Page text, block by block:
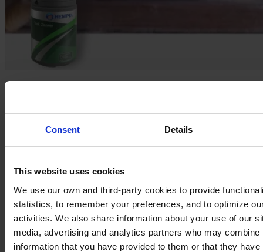
Consent Details
This website uses cookies
We use our own and third-party cookies to provide
statistics, to remember your preferences, and to optimize
activities. We also share information about your use of our
media, advertising and analytics partners who may combine
information that you have provided to them or that they
Schuur het oppervlak op met schuurpapier om een goede hechting te creëren
Stap 3
Wrijf het oppervlak na het opschuren af met een doek. Doe dezelfde